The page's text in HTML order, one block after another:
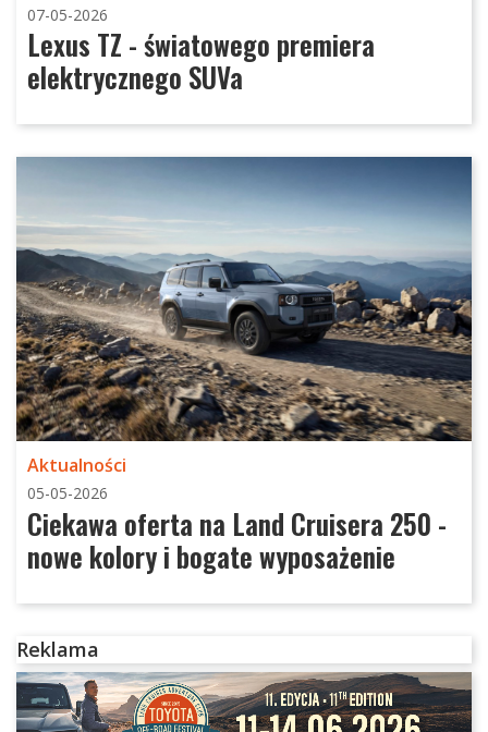
07-05-2026
Lexus TZ - światowego premiera
elektrycznego SUVa
Aktualności
05-05-2026
Ciekawa oferta na Land Cruisera 250 -
nowe kolory i bogate wyposażenie
Reklama